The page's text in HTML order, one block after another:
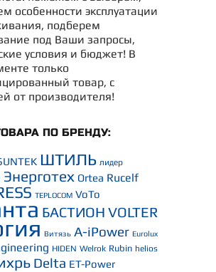
особенности эксплуатации
подберем
под Ваши запросы,
условия и бюджет! В
только
товар, с
от производителя!
ПО БРЕНДУ:
ШТИЛЬ лидер
Энерготех Ortea Rucelf
TEPLOCOM VoTo
БАСТИОН VOLTER
Витязь A-iPower Eurolux
HIDEN Welrok Rubin helios
Delta ET-Power